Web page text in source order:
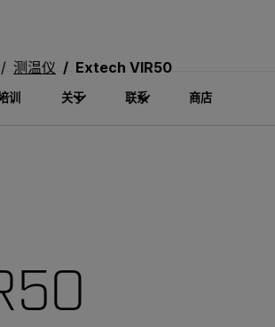
训 关于 联系 商店
测温仪 Extech VIR50